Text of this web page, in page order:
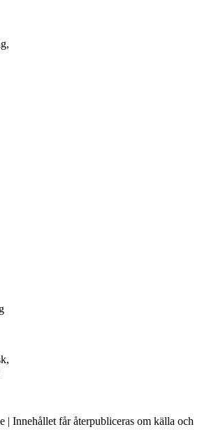
| Innehållet får återpubliceras om källa och